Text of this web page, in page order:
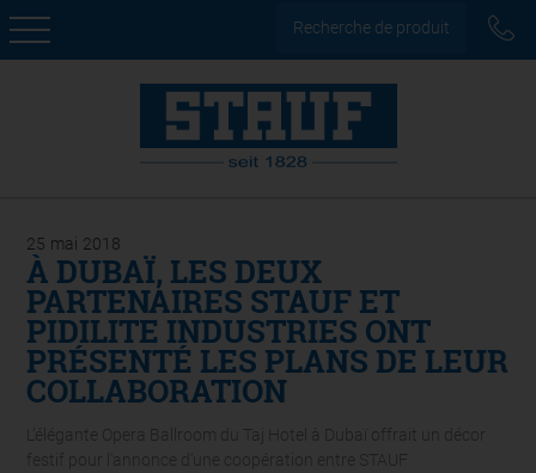
Recherche de produit
25 mai 2018
À DUBAÏ, LES DEUX
PARTENAIRES STAUF ET
PIDILITE INDUSTRIES ONT
PRÉSENTÉ LES PLANS DE LEUR
COLLABORATION
L’élégante Opera Ballroom du Taj Hotel à Dubaï offrait un décor
festif pour l'annonce d’une coopération entre STAUF